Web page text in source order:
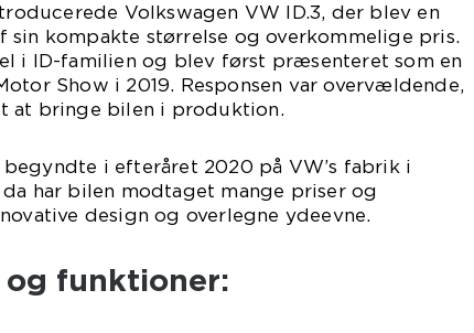
Volkswagen VW ID.3, der blev en
sin kompakte størrelse og overkommelige pris.
i ID-familien og blev først præsenteret som en
Show i 2019. Responsen var overvældende,
at bringe bilen i produktion.
i efteråret 2020 på VW’s fabrik i
har bilen modtaget mange priser og
design og overlegne ydeevne.
funktioner: